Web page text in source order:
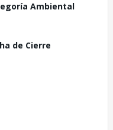
Ambiental
de Cierre